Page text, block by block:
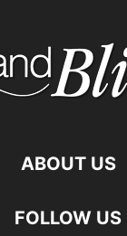
ABOUT US
FOLLOW US